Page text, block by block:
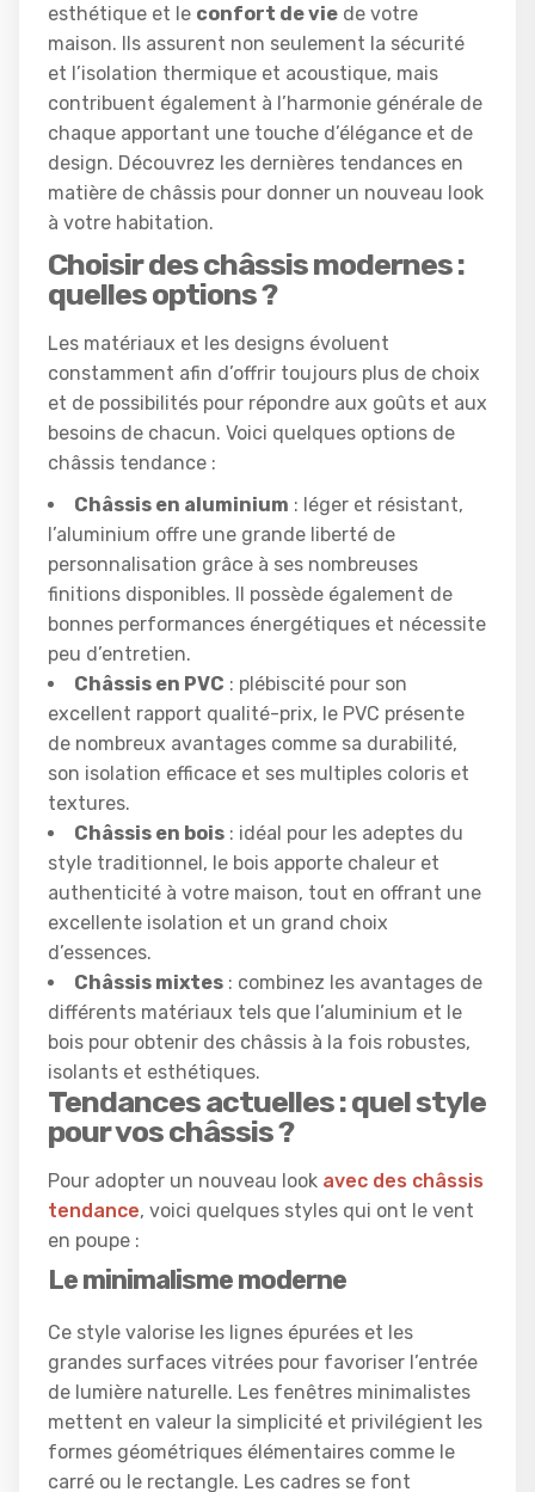
esthétique et le confort de vie de votre
maison. Ils assurent non seulement la sécurité
et l’isolation thermique et acoustique, mais
contribuent également à l’harmonie générale de
chaque apportant une touche d’élégance et de
design. Découvrez les dernières tendances en
matière de châssis pour donner un nouveau look
à votre habitation.
Choisir des châssis modernes :
quelles options ?
Les matériaux et les designs évoluent
constamment afin d’offrir toujours plus de choix
et de possibilités pour répondre aux goûts et aux
besoins de chacun. Voici quelques options de
châssis tendance :
Châssis en aluminium : léger et résistant,
l’aluminium offre une grande liberté de
personnalisation grâce à ses nombreuses
finitions disponibles. Il possède également de
bonnes performances énergétiques et nécessite
peu d’entretien.
Châssis en PVC : plébiscité pour son
excellent rapport qualité-prix, le PVC présente
de nombreux avantages comme sa durabilité,
son isolation efficace et ses multiples coloris et
textures.
Châssis en bois : idéal pour les adeptes du
style traditionnel, le bois apporte chaleur et
authenticité à votre maison, tout en offrant une
excellente isolation et un grand choix
d’essences.
Châssis mixtes : combinez les avantages de
différents matériaux tels que l’aluminium et le
bois pour obtenir des châssis à la fois robustes,
isolants et esthétiques.
Tendances actuelles : quel style
pour vos châssis ?
Pour adopter un nouveau look avec des châssis
tendance, voici quelques styles qui ont le vent
en poupe :
Le minimalisme moderne
Ce style valorise les lignes épurées et les
grandes surfaces vitrées pour favoriser l’entrée
de lumière naturelle. Les fenêtres minimalistes
mettent en valeur la simplicité et privilégient les
formes géométriques élémentaires comme le
carré ou le rectangle. Les cadres se font